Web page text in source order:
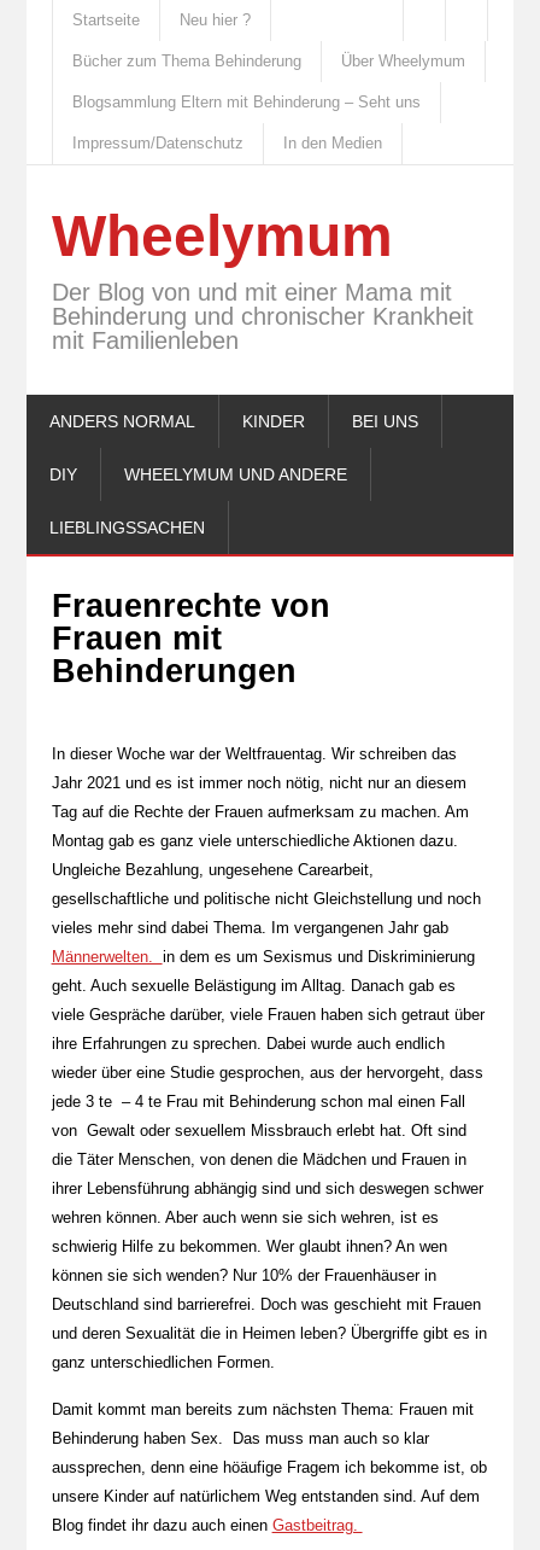
Startseite Neu hier ?
Bücher zum Thema Behinderung Über Wheelymum
Blogsammlung Eltern mit Behinderung – Seht uns
Impressum/Datenschutz In den Medien
Wheelymum
Der Blog von und mit einer Mama mit
Behinderung und chronischer Krankheit
mit Familienleben
ANDERS NORMAL KINDER BEI UNS
DIY WHEELYMUM UND ANDERE
LIEBLINGSSACHEN
Frauenrechte von
Frauen mit
Behinderungen
In dieser Woche war der Weltfrauentag. Wir schreiben das
Jahr 2021 und es ist immer noch nötig, nicht nur an diesem
Tag auf die Rechte der Frauen aufmerksam zu machen. Am
Montag gab es ganz viele unterschiedliche Aktionen dazu.
Ungleiche Bezahlung, ungesehene Carearbeit,
gesellschaftliche und politische nicht Gleichstellung und noch
vieles mehr sind dabei Thema. Im vergangenen Jahr gab
Männerwelten. in dem es um Sexismus und Diskriminierung
geht. Auch sexuelle Belästigung im Alltag. Danach gab es
viele Gespräche darüber, viele Frauen haben sich getraut über
ihre Erfahrungen zu sprechen. Dabei wurde auch endlich
wieder über eine Studie gesprochen, aus der hervorgeht, dass
jede 3 te – 4 te Frau mit Behinderung schon mal einen Fall
von Gewalt oder sexuellem Missbrauch erlebt hat. Oft sind
die Täter Menschen, von denen die Mädchen und Frauen in
ihrer Lebensführung abhängig sind und sich deswegen schwer
wehren können. Aber auch wenn sie sich wehren, ist es
schwierig Hilfe zu bekommen. Wer glaubt ihnen? An wen
können sie sich wenden? Nur 10% der Frauenhäuser in
Deutschland sind barrierefrei. Doch was geschieht mit Frauen
und deren Sexualität die in Heimen leben? Übergriffe gibt es in
ganz unterschiedlichen Formen.
Damit kommt man bereits zum nächsten Thema: Frauen mit
Behinderung haben Sex. Das muss man auch so klar
aussprechen, denn eine höäufige Fragem ich bekomme ist, ob
unsere Kinder auf natürlichem Weg entstanden sind. Auf dem
Blog findet ihr dazu auch einen Gastbeitrag.